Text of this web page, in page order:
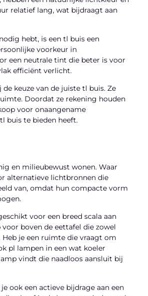
relatief lang, wat bijdraagt aan
hebt, is een tl buis een
voorkeur in
een neutrale tint die beter is voor
efficiënt verlicht.
keuze van de juiste tl buis. Ze
Doordat ze rekening houden
voor onaangename
buis te bieden heeft.
en milieubewust wonen. Waar
alternatieve lichtbronnen die
van, omdat hun compacte vorm
voor een breed scala aan
boven de eettafel die zowel
je een ruimte die vraagt om
pl lampen in een wat koeler
vindt die naadloos aansluit bij
ook een actieve bijdrage aan een